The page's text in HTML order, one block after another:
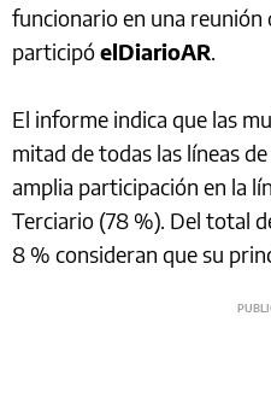
funcionario en una reunión
participóelDiarioAR.
El informe indica que las
mitad de todas las líneas
amplia participación en la
Terciario (78 %). Del total
8 % consideran que su